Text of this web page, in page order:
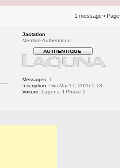
1 message • Page
Jactation
Membre Authentique
Messages: 1
Inscription: Dim Mai 17, 2026 5:13
Voiture: Laguna II Phase 1